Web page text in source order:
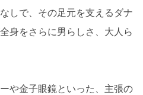
しで、その足元を支えるダナ
身をさらに男らしさ、大人ら
や金子眼鏡といった、主張の